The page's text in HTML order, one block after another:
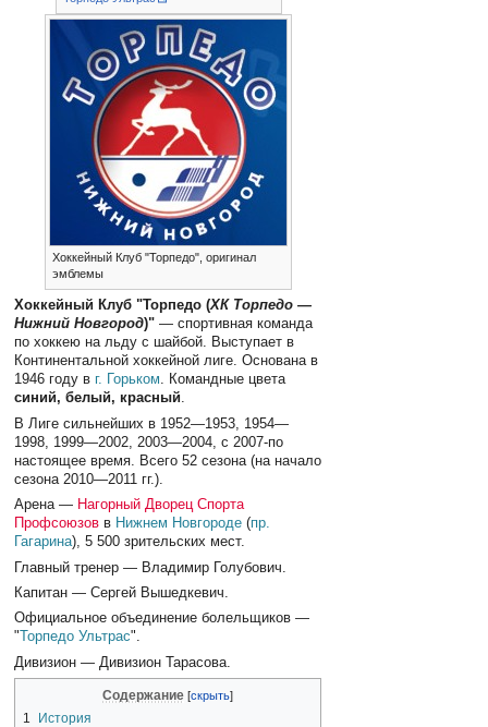
Хоккейный Клуб "Торпедо", оригинал
эмблемы
Хоккейный Клуб "Торпедо (ХК Торпедо —
Нижний Новгород)" — спортивная команда
по хоккею на льду с шайбой. Выступает в
Континентальной хоккейной лиге. Основана в
1946 году в г. Горьком. Командные цвета
синий, белый, красный.
В Лиге сильнейших в 1952—1953, 1954—
1998, 1999—2002, 2003—2004, с 2007-по
настоящее время. Всего 52 сезона (на начало
сезона 2010—2011 гг.).
Арена — Нагорный Дворец Спорта
Профсоюзов в Нижнем Новгороде (пр.
Гагарина), 5 500 зрительских мест.
Главный тренер — Владимир Голубович.
Капитан — Сергей Вышедкевич.
Официальное объединение болельщиков —
"Торпедо Ультрас".
Дивизион — Дивизион Тарасова.
Содержание
1
История